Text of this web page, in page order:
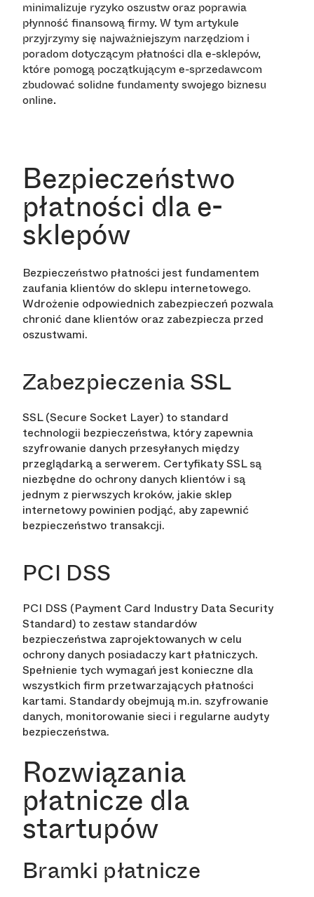
minimalizuje ryzyko oszustw oraz poprawia
płynność finansową firmy. W tym artykule
przyjrzymy się najważniejszym narzędziom i
poradom dotyczącym płatności dla e-sklepów,
które pomogą początkującym e-sprzedawcom
zbudować solidne fundamenty swojego biznesu
online.
Bezpieczeństwo
płatności dla e-
sklepów
Bezpieczeństwo płatności jest fundamentem
zaufania klientów do sklepu internetowego.
Wdrożenie odpowiednich zabezpieczeń pozwala
chronić dane klientów oraz zabezpiecza przed
oszustwami.
Zabezpieczenia SSL
SSL (Secure Socket Layer) to standard
technologii bezpieczeństwa, który zapewnia
szyfrowanie danych przesyłanych między
przeglądarką a serwerem. Certyfikaty SSL są
niezbędne do ochrony danych klientów i są
jednym z pierwszych kroków, jakie sklep
internetowy powinien podjąć, aby zapewnić
bezpieczeństwo transakcji.
PCI DSS
PCI DSS (Payment Card Industry Data Security
Standard) to zestaw standardów
bezpieczeństwa zaprojektowanych w celu
ochrony danych posiadaczy kart płatniczych.
Spełnienie tych wymagań jest konieczne dla
wszystkich firm przetwarzających płatności
kartami. Standardy obejmują m.in. szyfrowanie
danych, monitorowanie sieci i regularne audyty
bezpieczeństwa.
Rozwiązania
płatnicze dla
startupów
Bramki płatnicze